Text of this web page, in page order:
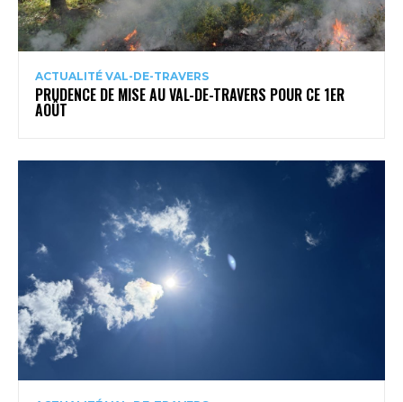
ACTUALITÉ VAL-DE-TRAVERS
PRUDENCE DE MISE AU VAL-DE-TRAVERS POUR CE 1ER
AOÛT